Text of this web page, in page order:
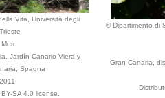
Vita, Università degli
Jardín Canario Viera y
Spagna
SA 4.0 license.
© Dipartimento di
Gran Canaria,